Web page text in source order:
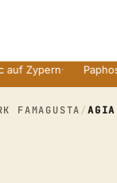
· Paphos Tage
FAMAGUSTA/